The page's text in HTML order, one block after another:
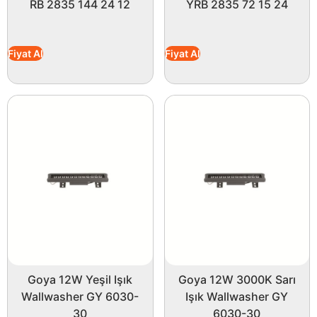
RB 2835 144 24 12
Fiyat Al
YRB 2835 72 15 24
Fiyat Al
Goya 12W Yeşil Işık
Wallwasher GY 6030-
30
Goya 12W 3000K Sarı
Işık Wallwasher GY
6030-30